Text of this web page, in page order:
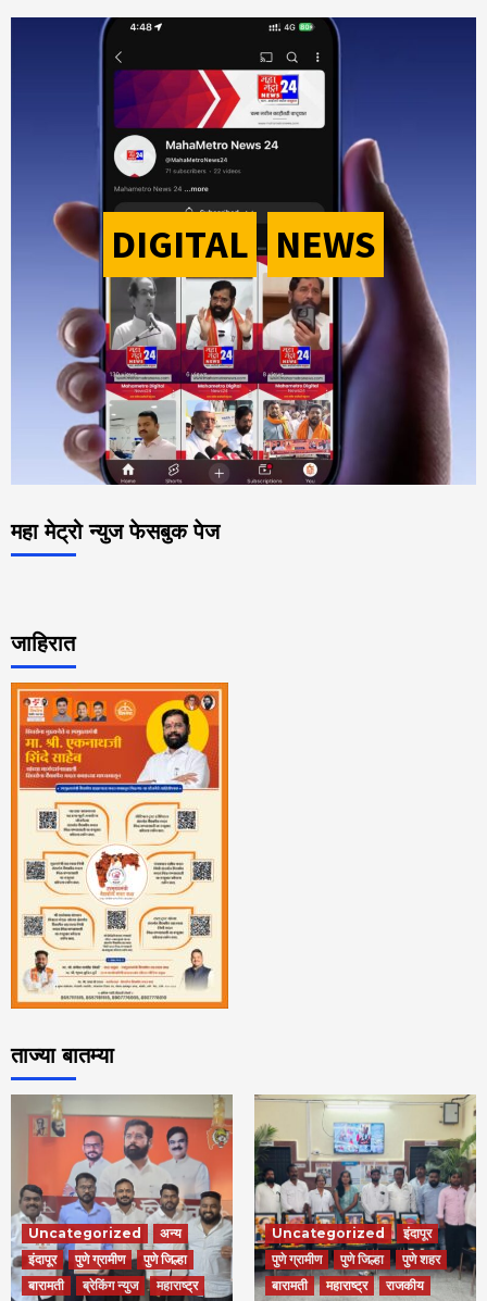
DIGITAL- NEWS
महा मेट्रो न्युज फेसबुक पेज
जाहिरात
ताज्या बातम्या
Uncategorized
अन्य
इंदापूर
पुणे ग्रामीण
पुणे जिल्हा
बारामती
ब्रेकिंग न्युज
महाराष्ट्र
Uncategorized
इंदापूर
पुणे ग्रामीण
पुणे जिल्हा
पुणे शहर
बारामती
महाराष्ट्र
राजकीय